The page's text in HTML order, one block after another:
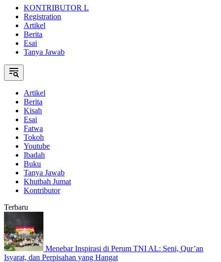
KONTRIBUTOR L
Registration
Artikel
Berita
Esai
Tanya Jawab
Artikel
Berita
Kisah
Esai
Fatwa
Tokoh
Youtube
Ibadah
Buku
Tanya Jawab
Khutbah Jumat
Kontributor
Terbaru
Menebar Inspirasi di Perum TNI AL: Seni, Qur’an
Isyarat, dan Perpisahan yang Hangat